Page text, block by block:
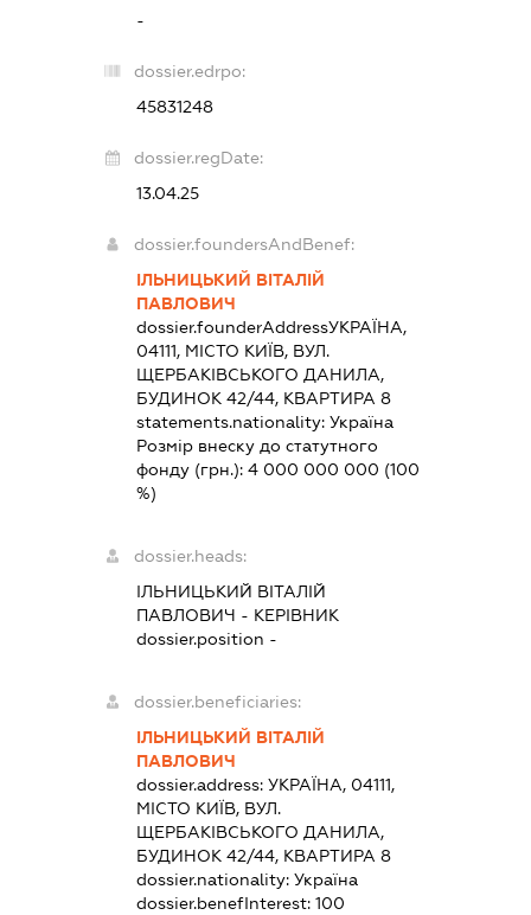
-
dossier.edrpo:
45831248
dossier.regDate:
13.04.25
dossier.foundersAndBenef:
ІЛЬНИЦЬКИЙ ВІТАЛІЙ
ПАВЛОВИЧ
dossier.founderAddressУКРАЇНА,
04111, МІСТО КИЇВ, ВУЛ.
ЩЕРБАКІВСЬКОГО ДАНИЛА,
БУДИНОК 42/44, КВАРТИРА 8
statements.nationality: Україна
Розмір внеску до статутного
фонду (грн.): 4 000 000 000 (100
%)
dossier.heads:
ІЛЬНИЦЬКИЙ ВІТАЛІЙ
ПАВЛОВИЧ - КЕРІВНИК
dossier.position -
dossier.beneficiaries:
ІЛЬНИЦЬКИЙ ВІТАЛІЙ
ПАВЛОВИЧ
dossier.address: УКРАЇНА, 04111,
МІСТО КИЇВ, ВУЛ.
ЩЕРБАКІВСЬКОГО ДАНИЛА,
БУДИНОК 42/44, КВАРТИРА 8
dossier.nationality: Україна
dossier.benefInterest: 100